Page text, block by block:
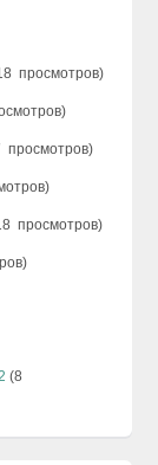
просмотров)
просмотров)
просмотров)
(8